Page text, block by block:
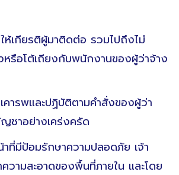
ห้เกียรติผู้มาติดต่อ รวมไปถึงไม่
รือโต้เถียงกับพนักงานของผู้ว่าจ้าง
คารพและปฏิบัติตามคำสั่งของผู้ว่า
ชาอย่างเคร่งครัด
ที่มีป้อมรักษาความปลอดภัย เจ้า
วามสะอาดของพื้นที่ภายใน และโดย